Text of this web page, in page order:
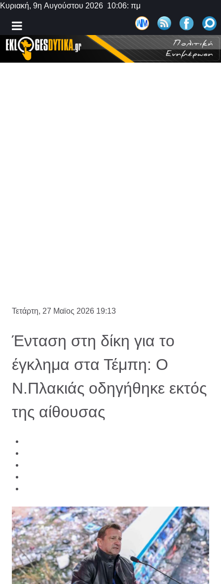
Κυριακή, 9η Αυγούστου 2026 10:06: πμ
Τετάρτη, 27 Μαϊος 2026 19:13
Ένταση στη δίκη για το
έγκλημα στα Τέμπη: Ο
Ν.Πλακιάς οδηγήθηκε εκτός
της αίθουσας